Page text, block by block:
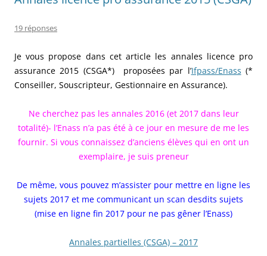
19 réponses
Je vous propose dans cet article les annales licence pro
assurance 2015 (CSGA*) proposées par l’Ifpass/Enass (*
Conseiller, Souscripteur, Gestionnaire en Assurance).
Ne cherchez pas les annales 2016 (et 2017 dans leur
totalité)- l’Enass n’a pas été à ce jour en mesure de me les
fournir. Si vous connaissez d’anciens élèves qui en ont un
exemplaire, je suis preneur
De même, vous pouvez m’assister pour mettre en ligne les
sujets 2017 et me communicant un scan desdits sujets
(mise en ligne fin 2017 pour ne pas gêner l’Enass)
Annales partielles (CSGA) – 2017